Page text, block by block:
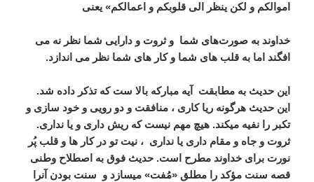
اموالکم و لکن ینظر الی قلوبکم و اعمالکم» یعنی
خداوند به صورت‌های شما و ثروت و دارایی شما نظر نه می
افگند اما به قلب های شما و کار های شما نظر می اندازد.
این حدیث به مطابقت
آیه مبارکه بالا ست که تذکر داده شد.
این حدیث هرگونه ریا کاری ، منافقت و دو رویی و خود سازی و
تکبر را نفیه میکند. هیچ مهم نیست که ریش داری و یا نداری.
ثروت و جاه و مقام داری یا نداری ، نیت تو در کار ها و قلب پُر
نورت برای خداوند مطرح است. حدیث فوق به اصطلاح وطنی
قصه سنت مؤکد را مطلق «مُفت» میسازد و سنت بودن آنرا